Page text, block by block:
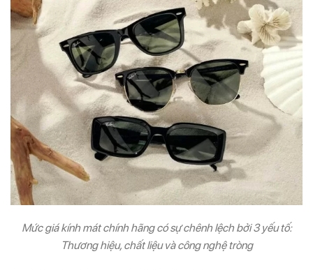
Mức giá kính mát chính hãng có sự chênh lệch bởi 3 yếu tố:
Thương hiệu, chất liệu và công nghệ tròng